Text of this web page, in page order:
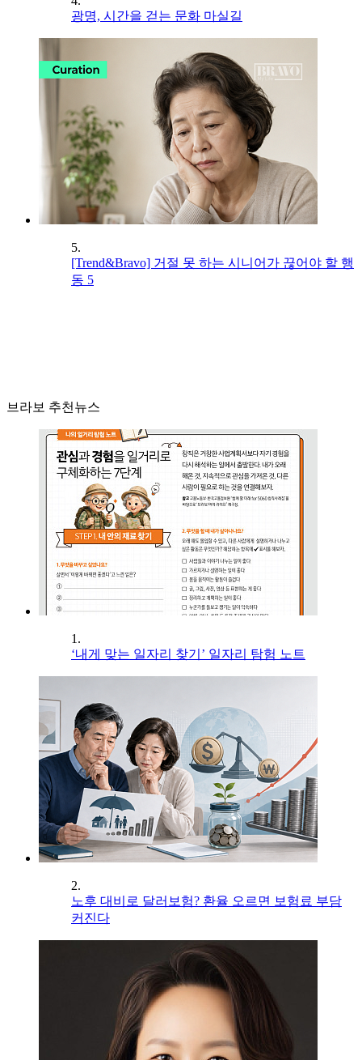
광명, 시간을 걷는 문화 마실길
5.
[Trend&Bravo] 거절 못 하는 시니어가 끊어야 할 행
동 5
브라보 추천뉴스
1.
‘내게 맞는 일자리 찾기’ 일자리 탐험 노트
2.
노후 대비로 달러보험? 환율 오르면 보험료 부담
커진다